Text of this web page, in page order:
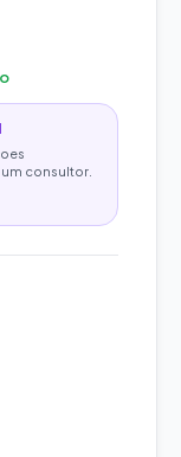
consultor.